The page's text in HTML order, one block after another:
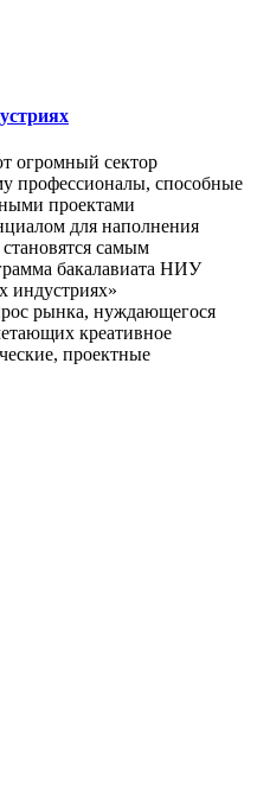
огромный сектор
профессионалы, способные
проектами
для наполнения
самым
бакалавиата НИУ
индустриях»
рынка, нуждающегося
креативное
проектные